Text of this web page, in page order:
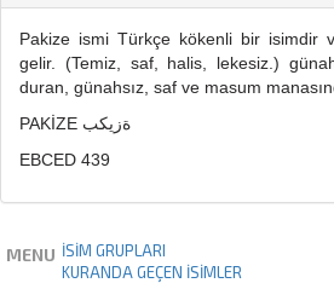
Pakize ismi Türkçe kökenli bir isimdir
gelir. (Temiz, saf, halis, lekesiz.)
duran, günahsız, saf ve masum
PAKİZE ةزيكب
EBCED 439
MENU İSİM GRUPLARI
KURANDA GEÇEN İSIMLER